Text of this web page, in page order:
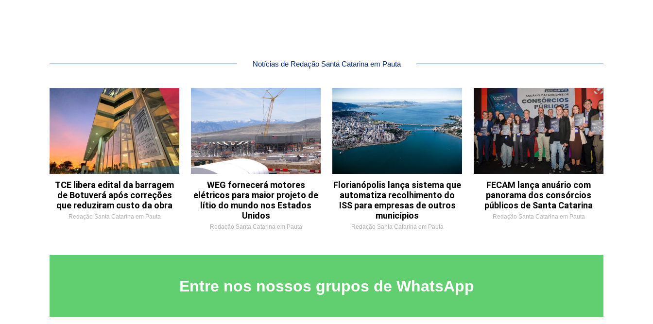
Notícias de Redação Santa Catarina em Pauta
TCE libera edital da barragem
de Botuverá após correções
que reduziram custo da obra
Redação Santa Catarina em Pauta
WEG fornecerá motores
elétricos para maior projeto de
lítio do mundo nos Estados
Unidos
Redação Santa Catarina em Pauta
Florianópolis lança sistema que
automatiza recolhimento do
ISS para empresas de outros
municípios
Redação Santa Catarina em Pauta
FECAM lança anuário com
panorama dos consórcios
públicos de Santa Catarina
Redação Santa Catarina em Pauta
Entre nos nossos grupos de WhatsApp